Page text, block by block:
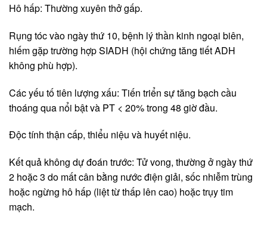
Hô hấp: Thường xuyên thở gấp.
Rụng tóc vào ngày thứ 10, bệnh lý thần kinh ngoại biên,
hiếm gặp trường hợp SIADH (hội chứng tăng tiết ADH
không phù hợp).
Các yếu tố tiên lượng xấu: Tiến triển sự tăng bạch cầu
thoáng qua nổi bật và PT < 20% trong 48 giờ đầu.
Độc tính thận cấp, thiểu niệu và huyết niệu.
Kết quả không dự đoán trước: Tử vong, thường ở ngày thứ
2 hoặc 3 do mất cân bằng nước điện giải, sốc nhiễm trùng
hoặc ngừng hô hấp (liệt từ thấp lên cao) hoặc trụy tim
mạch.